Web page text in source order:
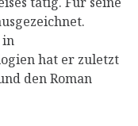
in
hat er zuletzt
den Roman